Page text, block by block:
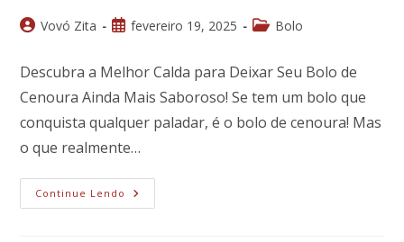
Autor
post:
Vovó Zita
Postfevereiro 19, 2025
Categoria
post:
Bolo
Descubra a Melhor Calda para Deixar Seu Bolo de
Cenoura Ainda Mais Saboroso! Se tem um bolo que
conquista qualquer paladar, é o bolo de cenoura! Mas
o que realmente…
Continue Lendo Calda
De